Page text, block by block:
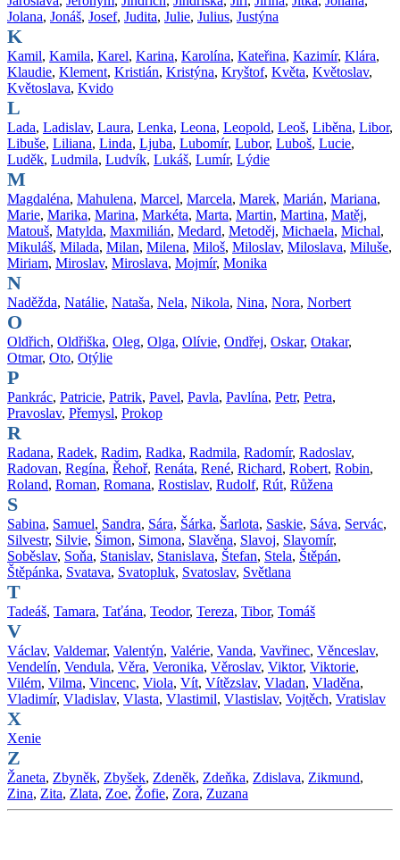
Jolana, Jonáš, Josef, Judita, Julie, Julius, Justýna
K
Kamil, Kamila, Karel, Karina, Karolína, Kateřina, Kazimír, Klára,
Klaudie, Klement, Kristián, Kristýna, Kryštof, Květa, Květoslav,
Květoslava, Kvido
L
Lada, Ladislav, Laura, Lenka, Leona, Leopold, Leoš, Liběna, Libor,
Libuše, Liliana, Linda, Ljuba, Lubomír, Lubor, Luboš, Lucie,
Luděk, Ludmila, Ludvík, Lukáš, Lumír, Lýdie
M
Magdaléna, Mahulena, Marcel, Marcela, Marek, Marián, Mariana,
Marie, Marika, Marina, Markéta, Marta, Martin, Martina, Matěj,
Matouš, Matylda, Maxmilián, Medard, Metoděj, Michaela, Michal,
Mikuláš, Milada, Milan, Milena, Miloš, Miloslav, Miloslava, Miluše,
Miriam, Miroslav, Miroslava, Mojmír, Monika
N
Naděžda, Natálie, Nataša, Nela, Nikola, Nina, Nora, Norbert
O
Oldřich, Oldřiška, Oleg, Olga, Olívie, Ondřej, Oskar, Otakar,
Otmar, Oto, Otýlie
P
Pankrác, Patricie, Patrik, Pavel, Pavla, Pavlína, Petr, Petra,
Pravoslav, Přemysl, Prokop
R
Radana, Radek, Radim, Radka, Radmila, Radomír, Radoslav,
Radovan, Regína, Řehoř, Renáta, René, Richard, Robert, Robin,
Roland, Roman, Romana, Rostislav, Rudolf, Rút, Růžena
S
Sabina, Samuel, Sandra, Sára, Šárka, Šarlota, Saskie, Sáva, Servác,
Silvestr, Silvie, Šimon, Simona, Slavěna, Slavoj, Slavomír,
Soběslav, Soňa, Stanislav, Stanislava, Štefan, Stela, Štěpán,
Štěpánka, Svatava, Svatopluk, Svatoslav, Světlana
T
Tadeáš, Tamara, Taťána, Teodor, Tereza, Tibor, Tomáš
V
Václav, Valdemar, Valentýn, Valérie, Vanda, Vavřinec, Věnceslav,
Vendelín, Vendula, Věra, Veronika, Věroslav, Viktor, Viktorie,
Vilém, Vilma, Vincenc, Viola, Vít, Vítězslav, Vladan, Vladěna,
Vladimír, Vladislav, Vlasta, Vlastimil, Vlastislav, Vojtěch, Vratislav
X
Xenie
Z
Žaneta, Zbyněk, Zbyšek, Zdeněk, Zdeňka, Zdislava, Zikmund,
Zina, Zita, Zlata, Zoe, Žofie, Zora, Zuzana